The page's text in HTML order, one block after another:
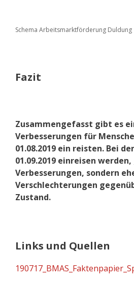
Schema Arbeitsmarktförderung Duldung
Fazit
Zusammengefasst gibt es
Verbesserungen für
01.08.2019 ein reisten. Bei
01.09.2019 einreisen werden,
Verbesserungen, sondern
Verschlechterungen
Zustand.
Links und Quellen